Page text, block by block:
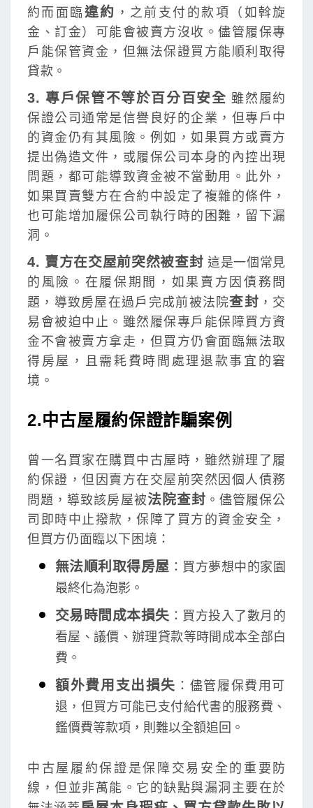
約而面臨 違約 ，之前支付的款項（如斡旋
金、訂金）可能會被賣方沒收。儘管履保專
戶能保管資金，但無法保證買方能順利取得
貸款。
3. 專戶保管不等於百分百安全 雖然履約
保證公司通常是信譽良好的企業，但專戶中
的資金仍有其風險。例如，如果買方或賣方
提出偽造文件，或履保公司本身的內控出現
問題，都可能導致資金被不當動用。此外，
如果買賣雙方在合約中設定了複雜的條件，
也可能增加履保公司執行時的困難，留下漏
洞。
4. 賣方在交屋前突然被查封 這是一個常見
的風險。在履保期間，如果賣方因債務問
題，導致房屋在過戶完成前被法院查封 ，交
易會被迫中止。雖然履保專戶能保障買方資
金不會被賣方拿走，但買方仍會面臨無法取
得房屋，且需耗費時間處理退款事宜的窘
境。
2.中古屋履約保證詐騙案例
曾一名買家在購買中古屋時，雖然辦理了履
約保證，但因賣方在交屋前突然因個人債務
問題，導致該房屋被法院查封 。儘管履保公
司即時中止撥款，保障了買方的資金安全，
但買方仍面臨以下困境：
無法順利取得房屋 ：買方夢想中的家園
最終化為泡影。
交易時間成本損失 ：買方投入了數月的
看屋、議價、辦理貸款等時間成本全部白
費。
額外費用支出損失 ：儘管履保費用可
退，但買方可能已支付給代書的服務費、
鑑價費等款項，則難以全額追回。
中古屋履約保證是保障交易安全的重要防
線，但並非萬能。它的缺點與漏洞主要在於